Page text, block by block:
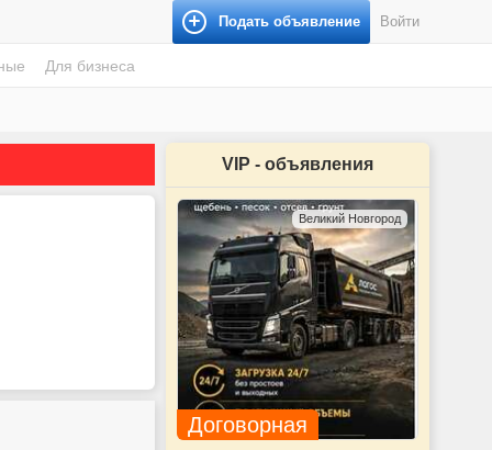
Подать объявление Войти
Для бизнеса
VIP - объявления
Великий Новгород
Договорная